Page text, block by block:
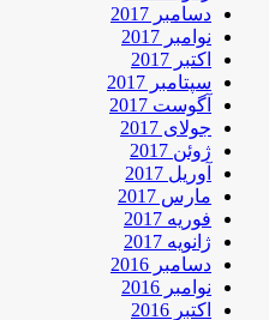
دسامبر 2017
نوامبر 2017
اکتبر 2017
سپتامبر 2017
آگوست 2017
جولای 2017
ژوئن 2017
آوریل 2017
مارس 2017
فوریه 2017
ژانویه 2017
دسامبر 2016
نوامبر 2016
اکتبر 2016